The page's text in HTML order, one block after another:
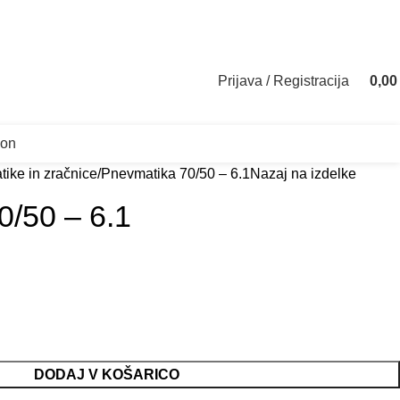
Prijava / Registracija 0,00
in zračnice Pnevmatika 70/50 – 6.1Nazaj na izdelke
50 – 6.1
DODAJ V KOŠARICO